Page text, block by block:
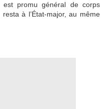
promu général de corps
à l’État-major, au même